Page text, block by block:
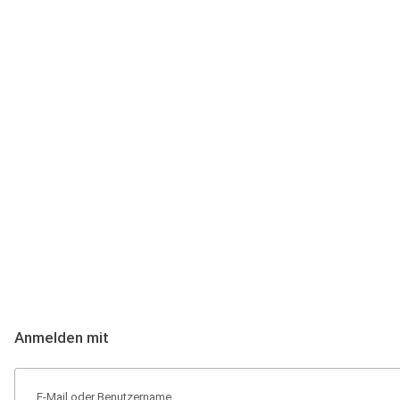
Anmelden mit